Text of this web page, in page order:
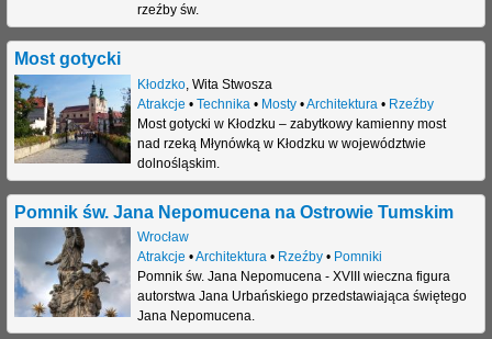
j
rzeźby św.
Most gotycki
Kłodzko, Wita Stwosza
Atrakcje • Technika • Mosty•Architektura • Rzeźby
Most gotycki w Kłodzku – zabytkowy kamienny most
nad rzeką Młynówką w Kłodzku w województwie
dolnośląskim.
Pomnik św. Jana Nepomucena na Ostrowie Tumskim
Wrocław
Atrakcje •Architektura• Rzeźby• Pomniki
Pomnik św. Jana Nepomucena - XVIII wieczna figura
autorstwa Jana Urbańskiego przedstawiająca świętego
Jana Nepomucena.